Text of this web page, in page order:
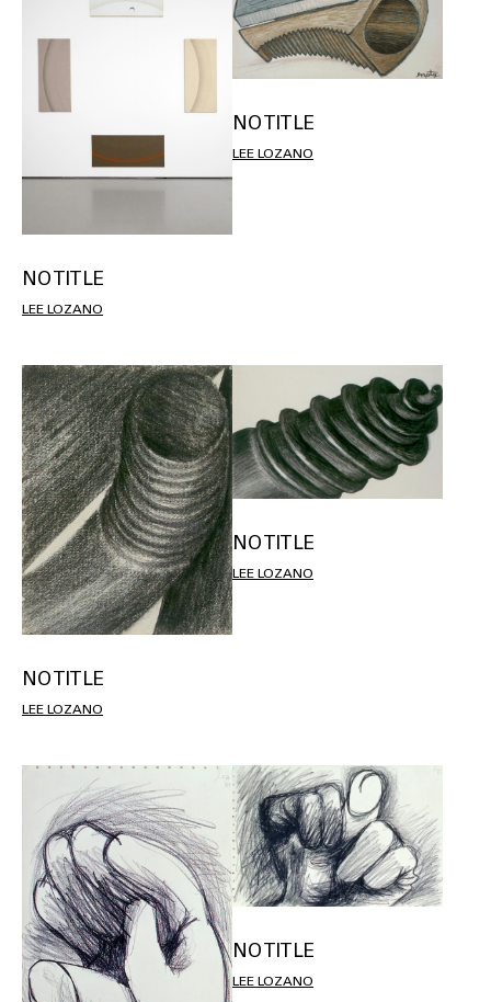
NO TITLE
LEE LOZANO
NO TITLE
LEE LOZANO
NO TITLE
LEE LOZANO
NO TITLE
LEE LOZANO
NO TITLE
LEE LOZANO